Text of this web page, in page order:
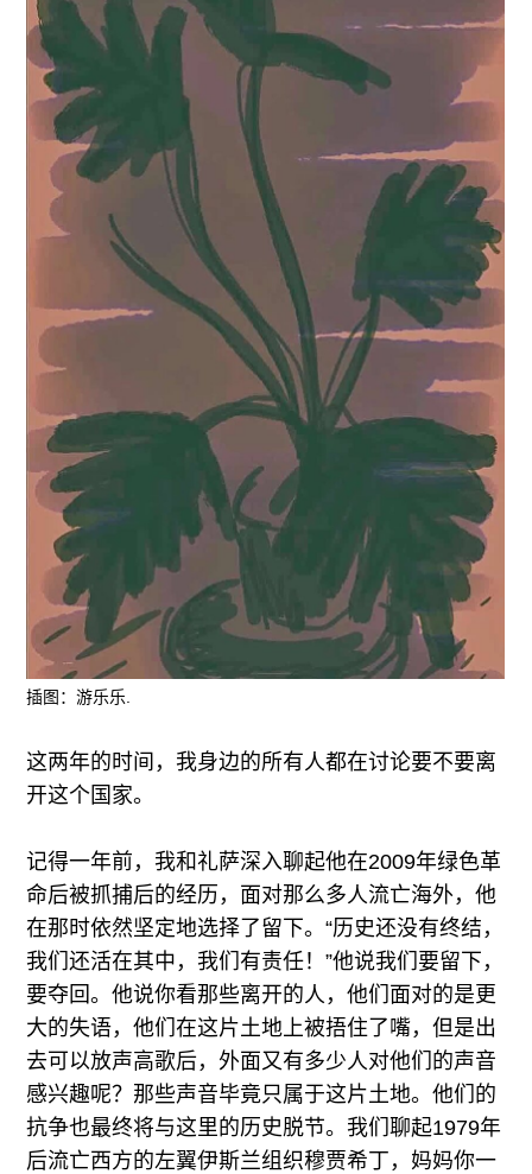
插图：游乐乐.
这两年的时间，我身边的所有人都在讨论要不要离
开这个国家。
记得一年前，我和礼萨深入聊起他在2009年绿色革
命后被抓捕后的经历，面对那么多人流亡海外，他
在那时依然坚定地选择了留下。“历史还没有终结，
我们还活在其中，我们有责任！”他说我们要留下，
要夺回。他说你看那些离开的人，他们面对的是更
大的失语，他们在这片土地上被捂住了嘴，但是出
去可以放声高歌后，外面又有多少人对他们的声音
感兴趣呢？那些声音毕竟只属于这片土地。他们的
抗争也最终将与这里的历史脱节。我们聊起1979年
后流亡西方的左翼伊斯兰组织穆贾希丁，妈妈你一